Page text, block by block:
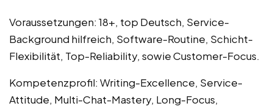
Voraussetzungen: 18+, top Deutsch, Service-
Background hilfreich, Software-Routine, Schicht-
Flexibilität, Top-Reliability, sowie Customer-Focus.
Kompetenzprofil: Writing-Excellence, Service-
Attitude, Multi-Chat-Mastery, Long-Focus,